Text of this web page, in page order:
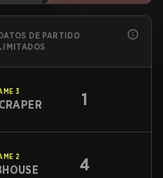
DE PARTIDO
3 1
2 4